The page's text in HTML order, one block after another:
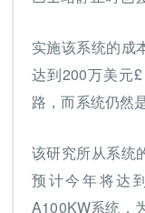
实施该系统的成
达到200万美元
路，而系统仍然
该研究所从系统
预计今年将达
A100KW系统，